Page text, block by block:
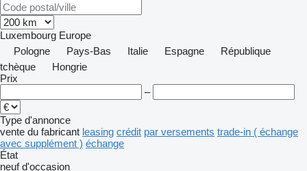
Luxembourg Europe
Pologne
Pays-Bas Italie Espagne
République
tchèque
Hongrie
Prix
–
Type d'annonce
vente du fabricant leasing crédit par versements trade-in ( échange
avec supplément ) échange
État
neuf d'occasion